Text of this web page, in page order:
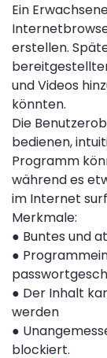
Ein
erstellen.
und Videos
könnten.
Die
bedienen,
Programm
während es
im Internet
Merkmale:
● Buntes und
●
● Der Inhalt
werden
●
blockiert.